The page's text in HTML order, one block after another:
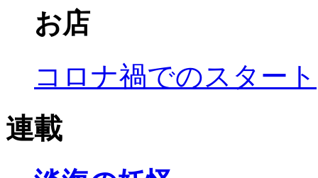
お店
コロナ禍でのスタート
連載